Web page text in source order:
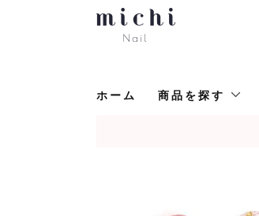
ホーム 商品を探す